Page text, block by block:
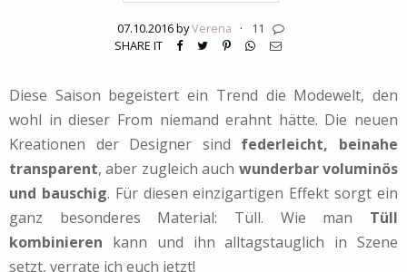
07.10.2016 byVerena ·
11
SHARE IT
Diese Saison begeistert ein Trend die Modewelt, den
wohl in dieser From niemand erahnt hätte. Die neuen
Kreationen der Designer sind federleicht, beinahe
transparent, aber zugleich auch wunderbar voluminös
und bauschig. Für diesen einzigartigen Effekt sorgt ein
ganz besonderes Material: Tüll. Wie man Tüll
kombinieren kann und ihn alltagstauglich in Szene
setzt, verrate ich euch jetzt!